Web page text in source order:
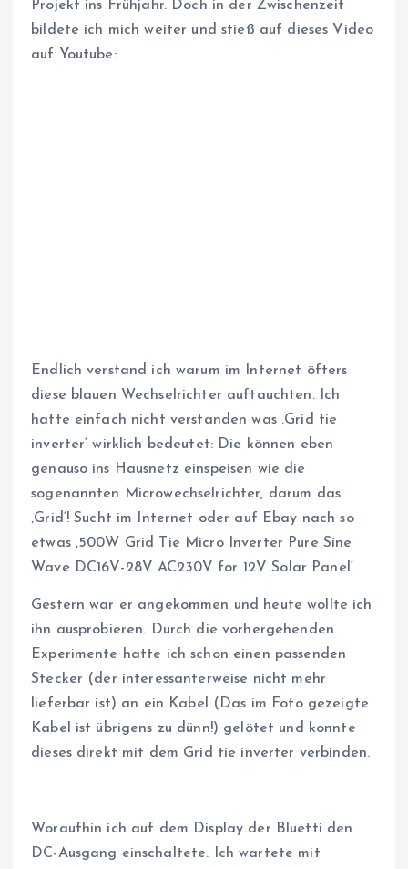
Projekt ins Frühjahr. Doch in der Zwischenzeit
bildete ich mich weiter und stieß auf dieses Video
auf Youtube:
Endlich verstand ich warum im Internet öfters
diese blauen Wechselrichter auftauchten. Ich
hatte einfach nicht verstanden was ‚Grid tie
inverter‘ wirklich bedeutet: Die können eben
genauso ins Hausnetz einspeisen wie die
sogenannten Microwechselrichter, darum das
‚Grid‘! Sucht im Internet oder auf Ebay nach so
etwas ‚500W Grid Tie Micro Inverter Pure Sine
Wave DC16V-28V AC230V for 12V Solar Panel‘.
Gestern war er angekommen und heute wollte ich
ihn ausprobieren. Durch die vorhergehenden
Experimente hatte ich schon einen passenden
Stecker (der interessanterweise nicht mehr
lieferbar ist) an ein Kabel (Das im Foto gezeigte
Kabel ist übrigens zu dünn!) gelötet und konnte
dieses direkt mit dem Grid tie inverter verbinden.
Woraufhin ich auf dem Display der Bluetti den
DC-Ausgang einschaltete. Ich wartete mit